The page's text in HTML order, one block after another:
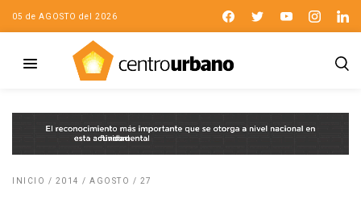
05 de AGOSTO del 2026
INICIO / 2014 / AGOSTO / 27